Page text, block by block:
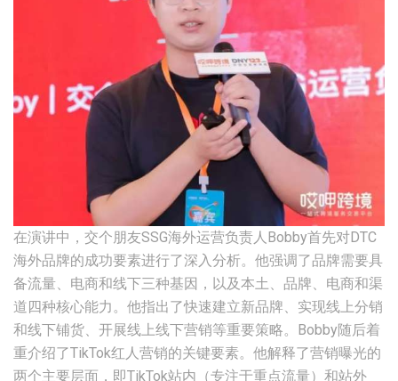
在演讲中，交个朋友SSG海外运营负责人Bobby首先对DTC
海外品牌的成功要素进行了深入分析。他强调了品牌需要具
备流量、电商和线下三种基因，以及本土、品牌、电商和渠
道四种核心能力。他指出了快速建立新品牌、实现线上分销
和线下铺货、开展线上线下营销等重要策略。Bobby随后着
重介绍了TikTok红人营销的关键要素。他解释了营销曝光的
两个主要层面，即TikTok站内（专注于重点流量）和站外